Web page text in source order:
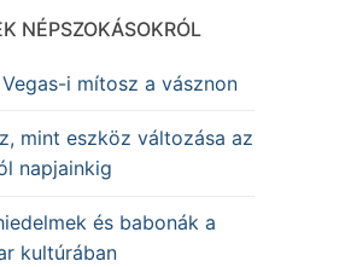
NÉPSZOKÁSOKRÓL
i mítosz a vásznon
mint eszköz változása az
napjainkig
és babonák a
kultúrában